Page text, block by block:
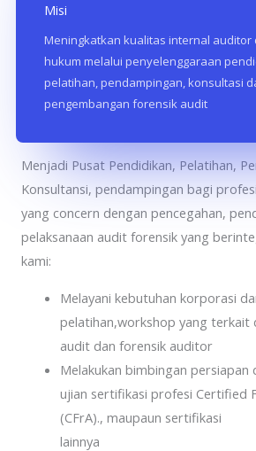
Misi
Meningkatkan kualitas internal auditor
hukum melalui penyelenggaraan
pelatihan, pendampingan, konsultasi
pengembangan forensik audit
Menjadi Pusat Pendidikan, Pelatihan,
Konsultansi, pendampingan bagi
yang concern dengan pencegahan,
pelaksanaan audit forensik yang
kami:
Melayani kebutuhan korporasi
pelatihan,workshop yang terkait
audit dan forensik auditor
Melakukan bimbingan persiapan
ujian sertifikasi profesi Certified
(CFrA)., maupaun sertifikasi
lainnya